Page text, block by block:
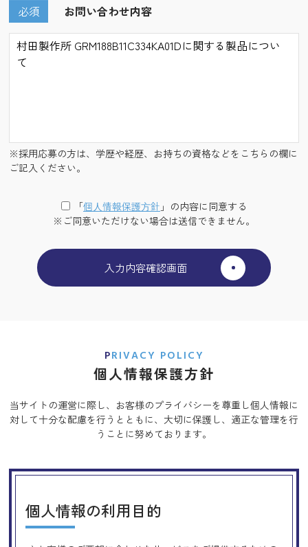
お問い合わせ内容
必須
※採用応募の方は、学歴や経歴、お持ちの資格などをこちらの欄に
ご記入ください。
「個⼈情報保護⽅針 」の内容に同意する
※ご同意いただけない場合は送信できません。
PRIVACY POLICY
個人情報保護方針
当サイトの運営に際し、お客様のプライバシーを尊重し個人情報に
対して十分な配慮を行うとともに、 大切に保護し、適正な管理を行
うことに努めております。
個人情報の利用目的